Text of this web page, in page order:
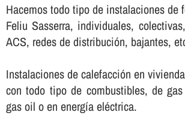
Hacemos todo tipo de instalaciones de
Feliu Sasserra, individuales,
ACS, redes de distribución, bajantes,
Instalaciones de calefacción en
con todo tipo de combustibles, de
gas oil o en energí­a eléctrica.